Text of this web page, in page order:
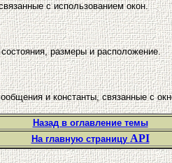
с использованием окон.
размеры и расположение.
и константы, связанные с
Назад в оглавление темы
На главную страницу API